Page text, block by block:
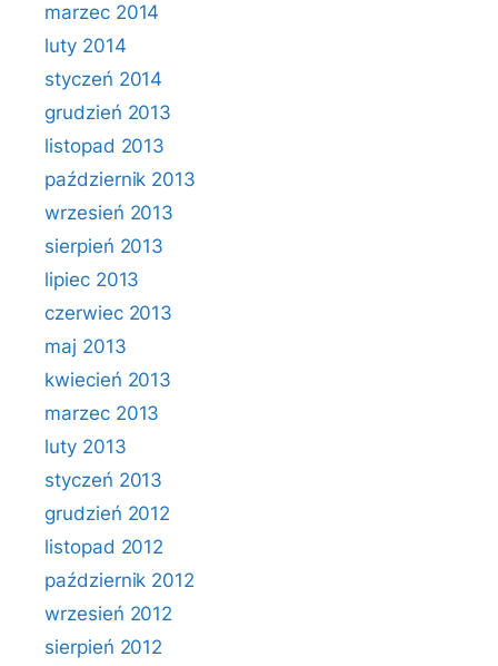
marzec 2014
luty 2014
styczeń 2014
grudzień 2013
listopad 2013
październik 2013
wrzesień 2013
sierpień 2013
lipiec 2013
czerwiec 2013
maj 2013
kwiecień 2013
marzec 2013
luty 2013
styczeń 2013
grudzień 2012
listopad 2012
październik 2012
wrzesień 2012
sierpień 2012